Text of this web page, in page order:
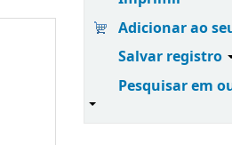
Adicionar ao
Salvar registro
Pesquisar em